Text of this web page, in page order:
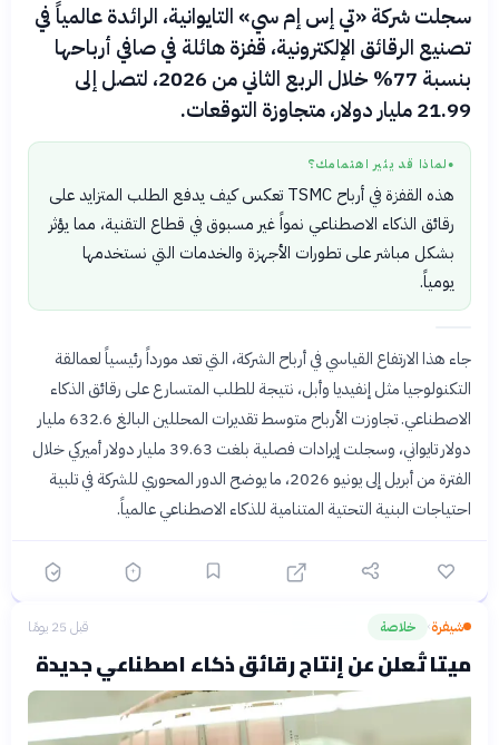
سجلت شركة «تي إس إم سي» التايوانية، الرائدة عالمياً في
تصنيع الرقائق الإلكترونية، قفزة هائلة في صافي أرباحها
بنسبة 77% خلال الربع الثاني من 2026، لتصل إلى
21.99 مليار دولار، متجاوزة التوقعات.
● لماذا قد يثير اهتمامك؟
هذه القفزة في أرباح TSMC تعكس كيف يدفع الطلب المتزايد على
رقائق الذكاء الاصطناعي نمواً غير مسبوق في قطاع التقنية، مما يؤثر
بشكل مباشر على تطورات الأجهزة والخدمات التي نستخدمها
يومياً.
جاء هذا الارتفاع القياسي في أرباح الشركة، التي تعد مورداً رئيسياً لعمالقة
التكنولوجيا مثل إنفيديا وأبل، نتيجة للطلب المتسارع على رقائق الذكاء
الاصطناعي. تجاوزت الأرباح متوسط تقديرات المحللين البالغ 632.6 مليار
دولار تايواني، وسجلت إيرادات فصلية بلغت 39.63 مليار دولار أميركي خلال
الفترة من أبريل إلى يونيو 2026، ما يوضح الدور المحوري للشركة في تلبية
احتياجات البنية التحتية المتنامية للذكاء الاصطناعي عالمياً.
شيفرة› خلاصة قبل 25 يومًا
ميتا تُعلن عن إنتاج رقائق ذكاء اصطناعي جديدة